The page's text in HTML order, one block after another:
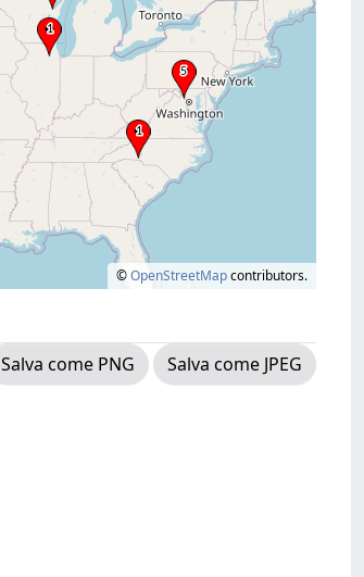
©OpenStreetMapcontributors.
Salva come PNG
Salva come JPEG